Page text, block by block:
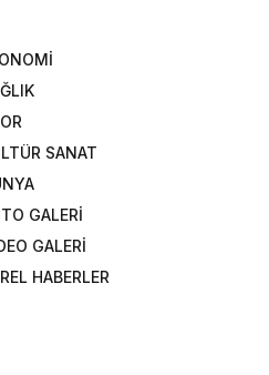
SANAT
GALERİ
GALERİ
HABERLER